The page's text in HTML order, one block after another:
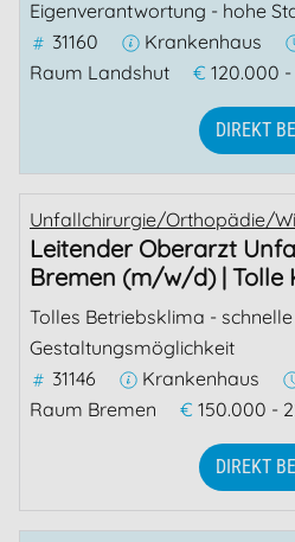
Eigenverantwortung - hohe
31160
Krankenhaus
Raum Landshut
€ 120.000
DIREKT
Unfallchirurgie/Orthopädie/
Leitender Oberarzt
Bremen (m/w/d) | Tolle
Tolles Betriebsklima -
Gestaltungsmöglichkeit
31146
Krankenhaus
Raum Bremen
€ 150.000 -
DIREKT